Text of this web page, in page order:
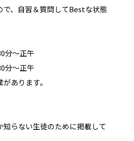
で、自習＆質問してBestな状態
分～正午
分～正午
あります。
知らない生徒のために掲載して